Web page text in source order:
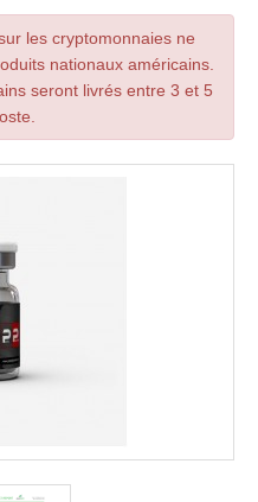
les cryptomonnaies ne
nationaux américains.
seront livrés entre 3 et 5